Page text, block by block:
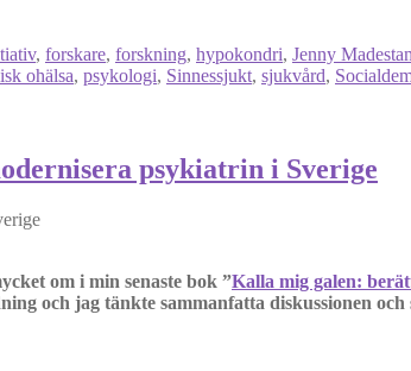
, forskare, forskning, hypokondri, Jenny
ohälsa, psykologi, Sinnessjukt, sjukvård,
psykiatrin i Sverige
om i min senaste bok ”Kalla mig galen:
och jag tänkte sammanfatta diskussionen